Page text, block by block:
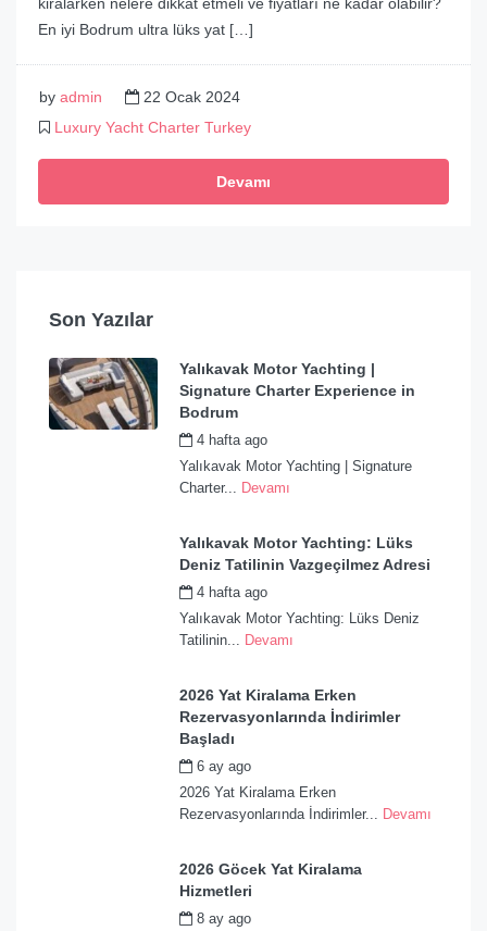
En iyi Bodrum ultra lüks yat […]
by admin
22 Ocak 2024
Luxury Yacht Charter Turkey
Devamı
Son Yazılar
Yalıkavak Motor Yachting |
Signature Charter Experience in
Bodrum
4 hafta ago
Yalıkavak Motor Yachting | Signature
Charter... Devamı
Yalıkavak Motor Yachting: Lüks
Deniz Tatilinin Vazgeçilmez Adresi
4 hafta ago
Yalıkavak Motor Yachting: Lüks Deniz
Tatilinin... Devamı
2026 Yat Kiralama Erken
Rezervasyonlarında İndirimler
Başladı
6 ay ago
2026 Yat Kiralama Erken
Rezervasyonlarında İndirimler... Devamı
2026 Göcek Yat Kiralama
Hizmetleri
8 ay ago